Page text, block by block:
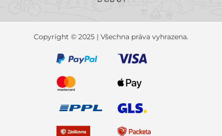
Copyright © 2025 | Všechna práva vyhrazena.